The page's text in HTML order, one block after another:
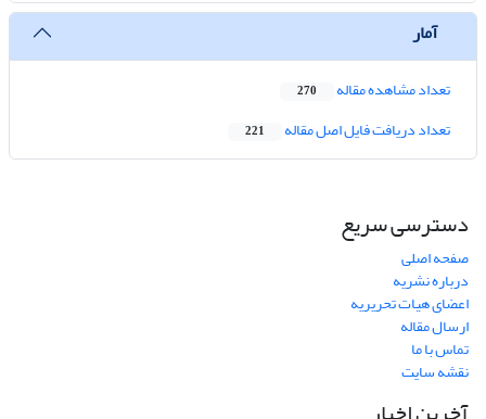
آمار
تعداد مشاهده مقاله 270
تعداد دریافت فایل اصل مقاله 221
دسترسی سریع
صفحه اصلی
درباره نشریه
اعضای هیات تحریریه
ارسال مقاله
تماس با ما
نقشه سایت